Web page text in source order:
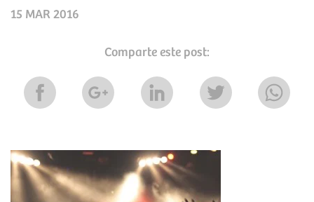
15 MAR 2016
Comparte este post: